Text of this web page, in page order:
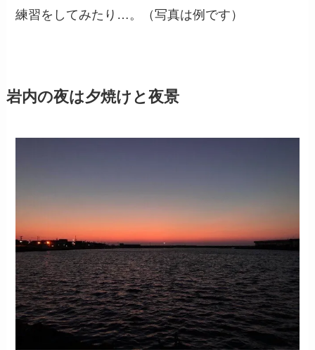
練習をしてみたり…。（写真は例です）
岩内の夜は夕焼けと夜景